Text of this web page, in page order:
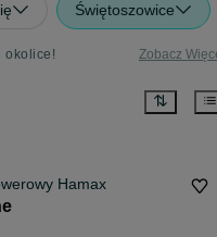
Świętoszowice
okolice! Zobacz
Hamax